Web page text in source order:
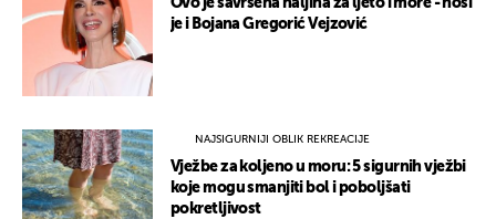
Ovo je savršena haljina za ljeto i more - nosi
je i Bojana Gregorić Vejzović
NAJSIGURNIJI OBLIK REKREACIJE
Vježbe za koljeno u moru: 5 sigurnih vježbi
koje mogu smanjiti bol i poboljšati
pokretljivost